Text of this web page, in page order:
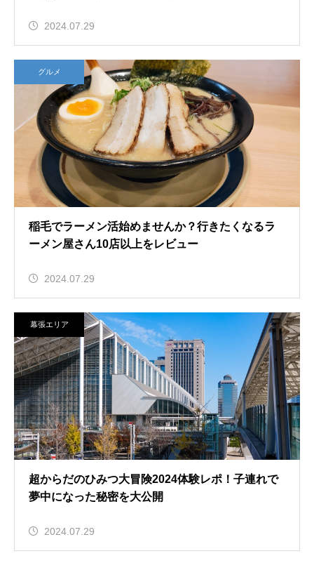
2024.07.29
グルメ
稲毛でラーメン活始めませんか？行きたくなるラ
ーメン屋さん10店以上をレビュー
2024.07.29
幕張エリア
超からだのひみつ大冒険2024体験レポ！子連れで
夢中になった秘密を大公開
2024.07.29